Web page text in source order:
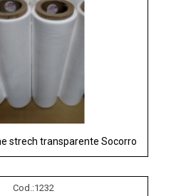
strech transparente Socorro
Cod.:1232